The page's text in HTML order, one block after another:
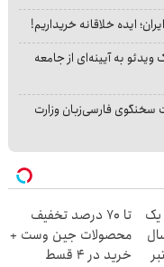
ایده خلاقانه خریداریم!
به آیینه‌ای از جامعه
سخنگوی فارسی‌زبان وزارت
یک
تا 70 درصد تخفیف
محصولات جین وست +
خرید در 4 قسط